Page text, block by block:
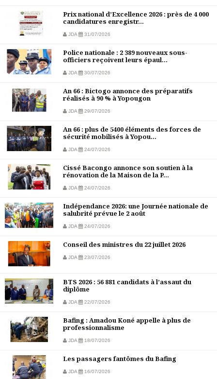
Prix national d’Excellence 2026 : près de 4 000
candidatures enregistr...
JDA 31/07/2026
Police nationale : 2 389 nouveaux sous-
officiers reçoivent leurs épaul...
JDA 30/07/2026
An 66 : Bictogo annonce des préparatifs
réalisés à 90 % à Yopougon
JDA 29/07/2026
An 66 : plus de 5400 éléments des forces de
sécurité mobilisés à Yopou...
JDA 24/07/2026
Cissé Bacongo annonce son soutien à la
rénovation de la Maison de la P...
JDA 24/07/2026
Indépendance 2026: une Journée nationale de
salubrité prévue le 2 août
JDA 24/07/2026
Conseil des ministres du 22 juillet 2026
JDA 23/07/2026
BTS 2026 : 56 881 candidats à l’assaut du
diplôme
JDA 22/07/2026
Bafing : Amadou Koné appelle à plus de
professionnalisme
JDA 18/07/2026
Les passagers fantômes du Bafing
JDA 16/07/2026